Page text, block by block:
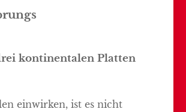
kontinentalen Platten
einwirken, ist es nicht